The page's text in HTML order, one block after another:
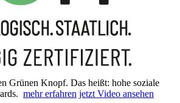
Grünen Knopf. Das heißt: hohe soziale
mehr erfahren jetzt Video ansehen